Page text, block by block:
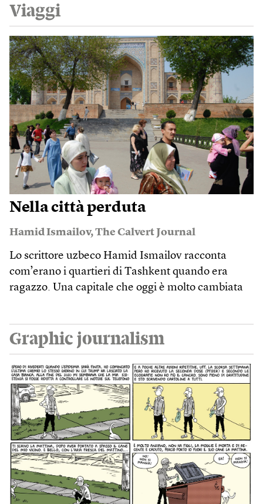
Viaggi
Nella città perduta
Hamid Ismailov,The Calvert Journal
Lo scrittore uzbeco Hamid Ismailov racconta
com’erano i quartieri di Tashkent quando era
ragazzo. Una capitale che oggi è molto cambiata
Graphic journalism